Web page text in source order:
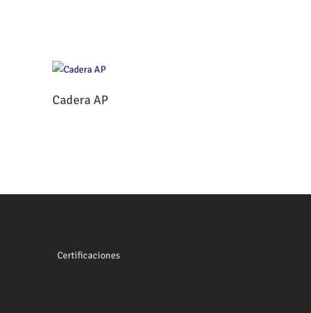
Cadera AP
Certificaciones